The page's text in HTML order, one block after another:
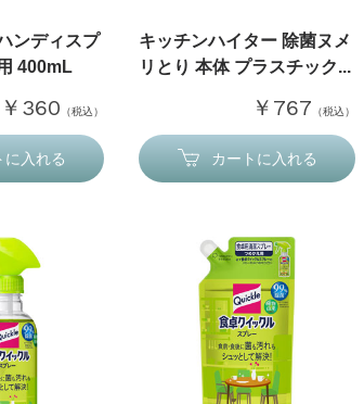
ンディスプ
400mL
￥360 （税込）
に入れる
キッチンハイター 除菌ヌメ
リとり 本体 プラスチック...
￥767 （税込）
カートに入れる